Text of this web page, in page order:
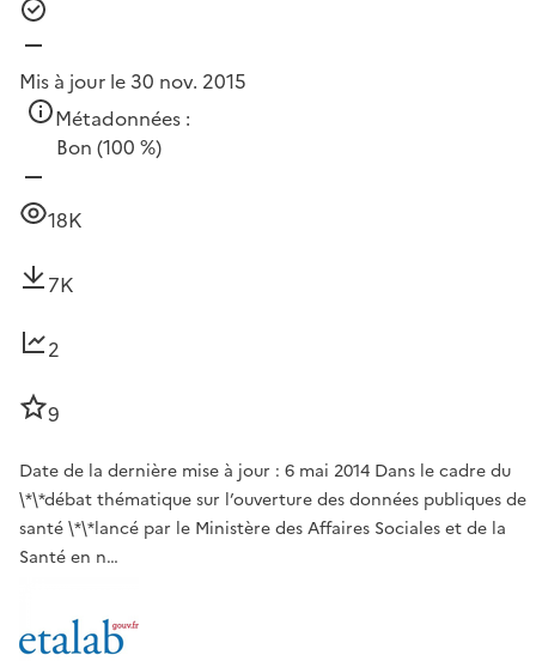
Mis à jour le 30 nov. 2015
Métadonnées :
Bon (100 %)
18K
7K
2
9
Date de la dernière mise à jour : 6 mai 2014 Dans le cadre du
\*\*débat thématique sur l’ouverture des données publiques de
santé \*\*lancé par le Ministère des Affaires Sociales et de la
Santé en n…